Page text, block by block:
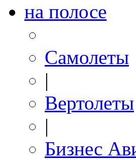
на полосе
Самолеты
|
Вертолеты
|
Бизнес